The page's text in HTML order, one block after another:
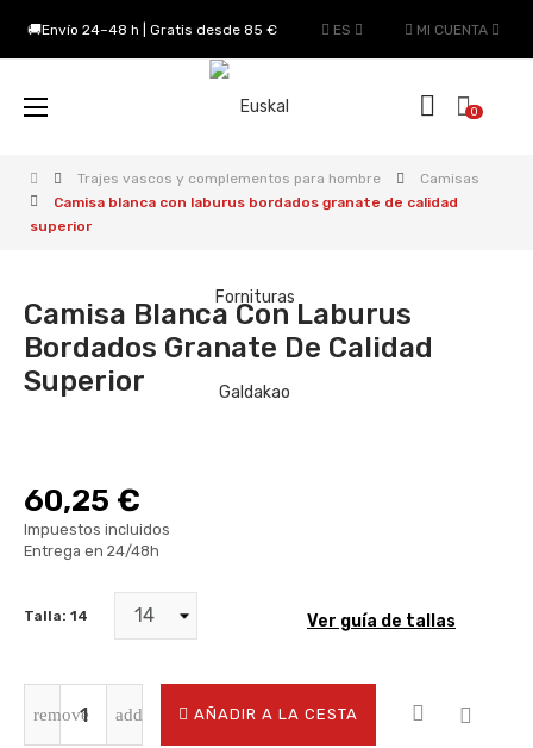
🚚Envío 24–48 h | Gratis desde 85 € ES MI CUENTA
Navegación
☰ 0
Trajes vascos y complementos para hombre
Camisas
Camisa blanca con laburus bordados granate de calidad
superior
Camisa Blanca Con Laburus
Bordados Granate De Calidad
Superior
60,25 €
Impuestos incluidos
Entrega en 24/48h
Talla: 14 Ver guía de tallas
AÑADIR A LA CESTA